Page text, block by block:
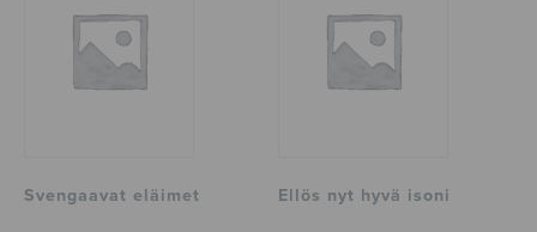
Svengaavat eläimet Ellös nyt hyvä isoni